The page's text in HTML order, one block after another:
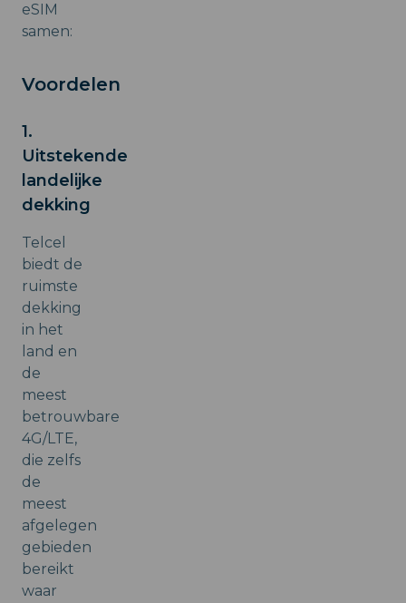
eSIM
samen:
Voordelen
1.
Uitstekende
landelijke
dekking
Telcel
biedt de
ruimste
dekking
in het
land en
de
meest
betrouwbare
4G/LTE,
die zelfs
de
meest
afgelegen
gebieden
bereikt
waar